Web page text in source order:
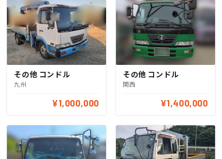
その他 コンドル
九州
¥1,000,000
その他 コンドル
関西
¥1,400,000